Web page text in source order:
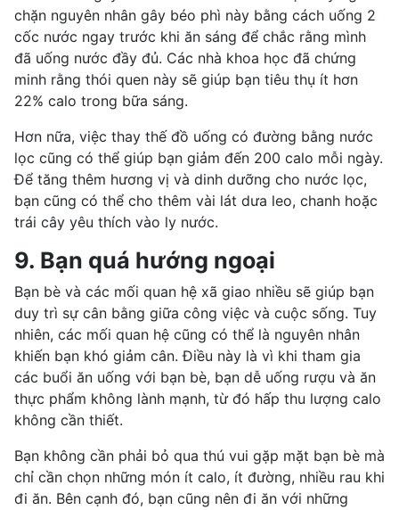
chặn nguyên nhân gây béo phì này bằng cách uống 2
cốc nước ngay trước khi ăn sáng để chắc rằng mình
đã uống nước đầy đủ. Các nhà khoa học đã chứng
minh rằng thói quen này sẽ giúp bạn tiêu thụ ít hơn
22% calo trong bữa sáng.
Hơn nữa, việc thay thế đồ uống có đường bằng nước
lọc cũng có thể giúp bạn giảm đến 200 calo mỗi ngày.
Để tăng thêm hương vị và dinh dưỡng cho nước lọc,
bạn cũng có thể cho thêm vài lát dưa leo, chanh hoặc
trái cây yêu thích vào ly nước.
9. Bạn quá hướng ngoại
Bạn bè và các mối quan hệ xã giao nhiều sẽ giúp bạn
duy trì sự cân bằng giữa công việc và cuộc sống. Tuy
nhiên, các mối quan hệ cũng có thể là nguyên nhân
khiến bạn khó giảm cân. Điều này là vì khi tham gia
các buổi ăn uống với bạn bè, bạn dễ uống rượu và ăn
thực phẩm không lành mạnh, từ đó hấp thu lượng calo
không cần thiết.
Bạn không cần phải bỏ qua thú vui gặp mặt bạn bè mà
chỉ cần chọn những món ít calo, ít đường, nhiều rau khi
đi ăn. Bên cạnh đó, bạn cũng nên đi ăn với những